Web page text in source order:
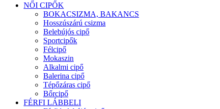
NŐI CIPŐK
BOKACSIZMA, BAKANCS
Hosszúszárú csizma
Belebújós cipő
Sportcipők
Félcipő
Mokaszin
Alkalmi cipő
Balerina cipő
Tépőzáras cipő
Bőrcipő
FÉRFI LÁBBELI